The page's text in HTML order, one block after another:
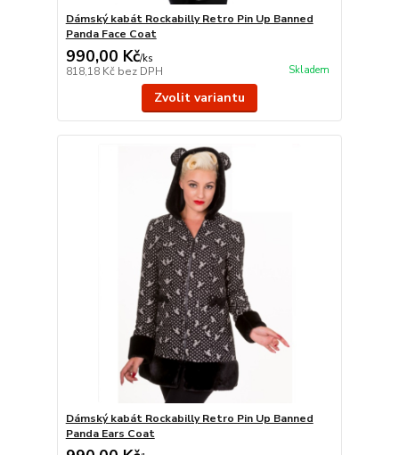
Dámský kabát Rockabilly Retro Pin Up Banned
Panda Face Coat
990,00 Kč/ks
818,18 Kč bez DPH Skladem
Zvolit variantu
Dámský kabát Rockabilly Retro Pin Up Banned
Panda Ears Coat